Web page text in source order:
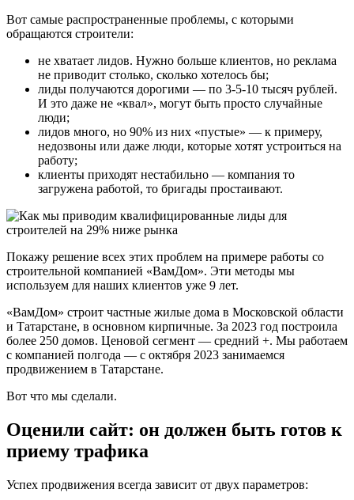
Вот самые распространенные проблемы, с которыми
обращаются строители:
не хватает лидов. Нужно больше клиентов, но реклама
не приводит столько, сколько хотелось бы;
лиды получаются дорогими — по 3-5-10 тысяч рублей.
И это даже не «квал», могут быть просто случайные
люди;
лидов много, но 90% из них «пустые» — к примеру,
недозвоны или даже люди, которые хотят устроиться на
работу;
клиенты приходят нестабильно — компания то
загружена работой, то бригады простаивают.
Покажу решение всех этих проблем на примере работы со
строительной компанией «ВамДом». Эти методы мы
используем для наших клиентов уже 9 лет.
«ВамДом» строит частные жилые дома в Московской области
и Татарстане, в основном кирпичные. За 2023 год построила
более 250 домов. Ценовой сегмент — средний +. Мы работаем
с компанией полгода — с октября 2023 занимаемся
продвижением в Татарстане.
Вот что мы сделали.
Оценили сайт: он должен быть готов к
приему трафика
Успех продвижения всегда зависит от двух параметров: